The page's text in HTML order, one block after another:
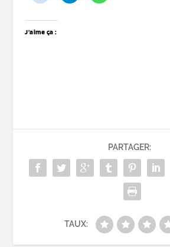
J’aime ça :
PARTAGER:
TAUX: